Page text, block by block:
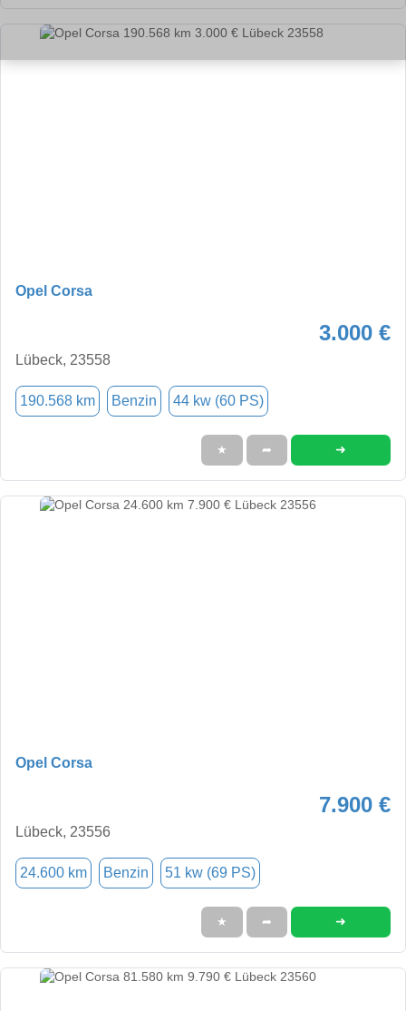
Opel Corsa
3.000 €
Lübeck, 23558
190.568 km Benzin 44 kw (60 PS)
★ ➦ ➜
Opel Corsa
7.900 €
Lübeck, 23556
24.600 km Benzin 51 kw (69 PS)
★ ➦ ➜